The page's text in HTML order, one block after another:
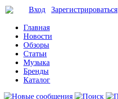
Вход Зарегистрироваться
Главная
Новости
Обзоры
Статьи
Музыка
Бренды
Каталог